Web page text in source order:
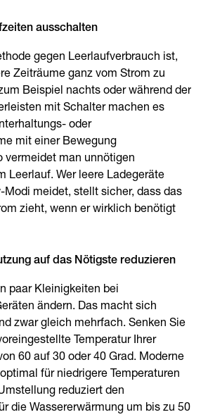
ausschalten
gegen Leerlaufverbrauch ist,
Zeiträume ganz vom Strom zu
Beispiel nachts oder während der
mit Schalter machen es
oder
mit einer Bewegung
vermeidet man unnötigen
Leerlauf. Wer leere Ladegeräte
Modi meidet, stellt sicher, dass das
zieht, wenn er wirklich benötigt
auf das Nötigste reduzieren
paar Kleinigkeiten bei
ändern. Das macht sich
zwar gleich mehrfach. Senken Sie
Temperatur Ihrer
60 auf 30 oder 40 Grad. Moderne
für niedrigere Temperaturen
reduziert den
die Wassererwärmung um bis zu 50